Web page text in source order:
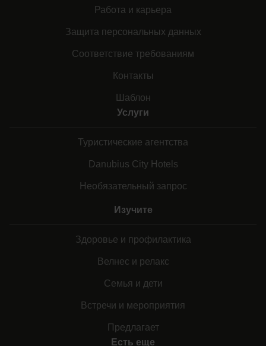
Работа и карьера
Защита персональных данных
Соответствие требованиям
Контакты
Шаблон
Услуги
Туристические агентства
Danubius City Hotels
Необязательный запрос
Изучите
Здоровье и профилактика
Велнес и релакс
Семья и дети
Встречи и мероприятия
Предлагает
Есть еще